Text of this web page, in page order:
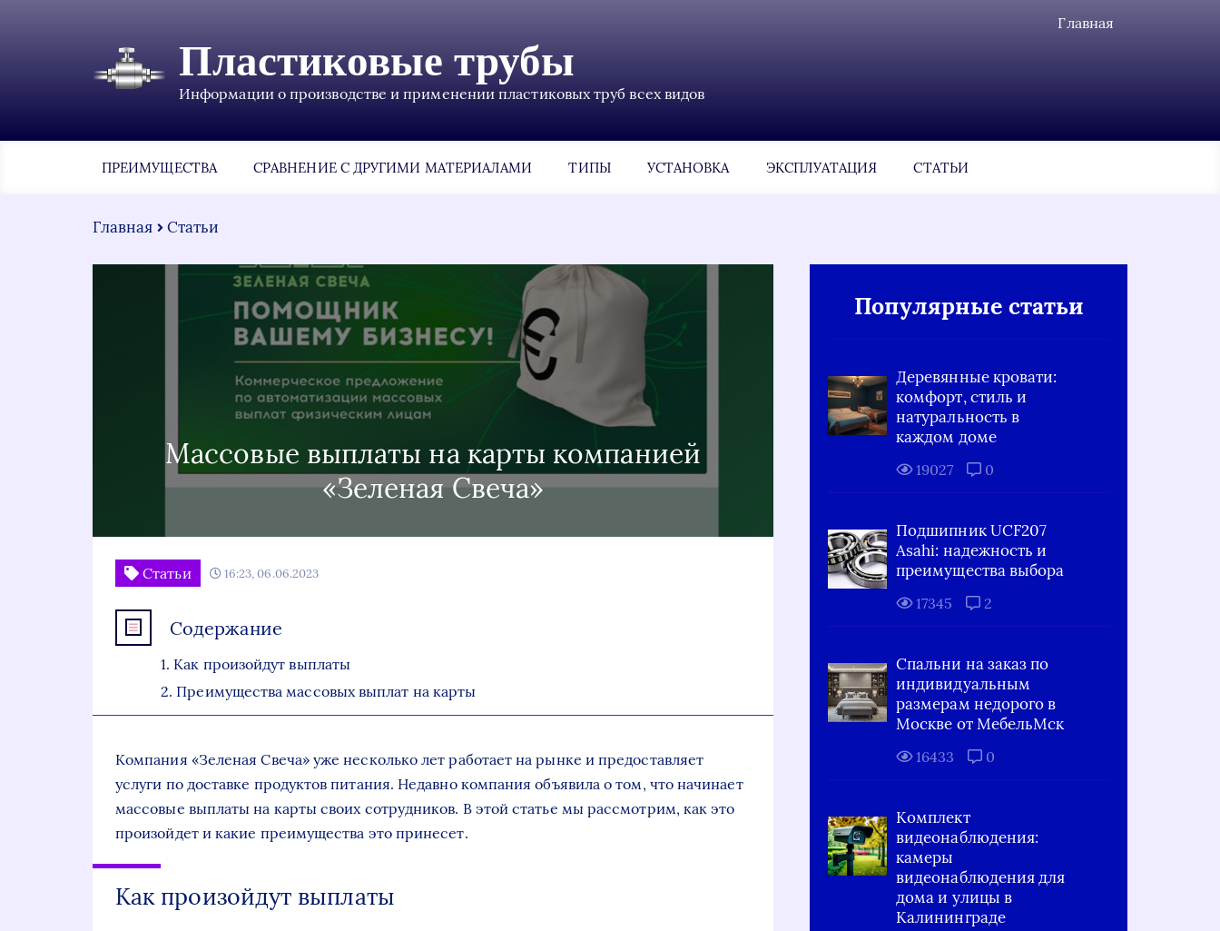
Главная
Пластиковые трубы
Информации о производстве и применении пластиковых труб всех видов
ПРЕИМУЩЕСТВА СРАВНЕНИЕ С ДРУГИМИ МАТЕРИАЛАМИ ТИПЫ УСТАНОВКА ЭКСПЛУАТАЦИЯ СТАТЬИ
Главная Статьи
Массовые выплаты на карты компанией
«Зеленая Свеча»
Статьи 16:23, 06.06.2023
Содержание
Как произойдут выплаты
Преимущества массовых выплат на карты
Компания «Зеленая Свеча» уже несколько лет работает на рынке и предоставляет
услуги по доставке продуктов питания. Недавно компания объявила о том, что начинает
массовые выплаты на карты своих сотрудников. В этой статье мы рассмотрим, как это
произойдет и какие преимущества это принесет.
Как произойдут выплаты
Популярные статьи
Деревянные кровати:
комфорт, стиль и
натуральность в
каждом доме
19027 0
Подшипник UCF207
Asahi: надежность и
преимущества выбора
17345 2
Спальни на заказ по
индивидуальным
размерам недорого в
Москве от МебельМск
16433 0
Комплект
видеонаблюдения:
камеры
видеонаблюдения для
дома и улицы в
Калининграде